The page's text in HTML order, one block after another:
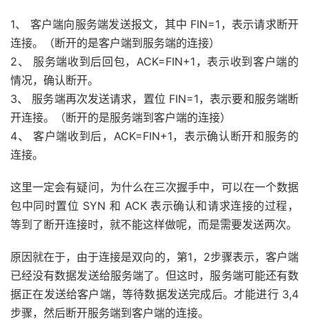
1、 客户端向服务端发送报文，其中 FIN=1，表示请求断开
连接。（断开的是客户端到服务端的连接）
2、 服务端收到后回包，ACK=FIN+1，表示收到客户端的
情况，确认断开。
3、 服务端再次发送请求，置位 FIN=1，表示要和服务端断
开连接。（断开的是服务端到客户端的连接）
4、 客户端收到后，ACK=FIN+1，表示确认断开和服务的
连接。
这里一定会有疑问，为什么在三次握手中，可以在一个数据
包中同时置位 SYN 和 ACK 表示确认和请求连接的过程，
等到了断开连接时，就不能这样做呢，而是需要发送两次。
原因就在于，由于连接是双向的，第1，2步骤表示，客户端
已经没有数据发送给服务端了。但这时，服务端可能还有数
据正在发送给客户端，等待数据发送完成后。才能进行 3,4
步骤，然后断开服务端到客户端的连接。